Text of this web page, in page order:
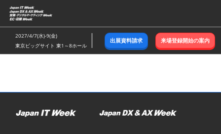
ス
キ
ッ
し
む
2027/4/7(水)-9(金)
東京ビッグサイト 東1～8ホール
出展資料請求 来場登録開始の案内